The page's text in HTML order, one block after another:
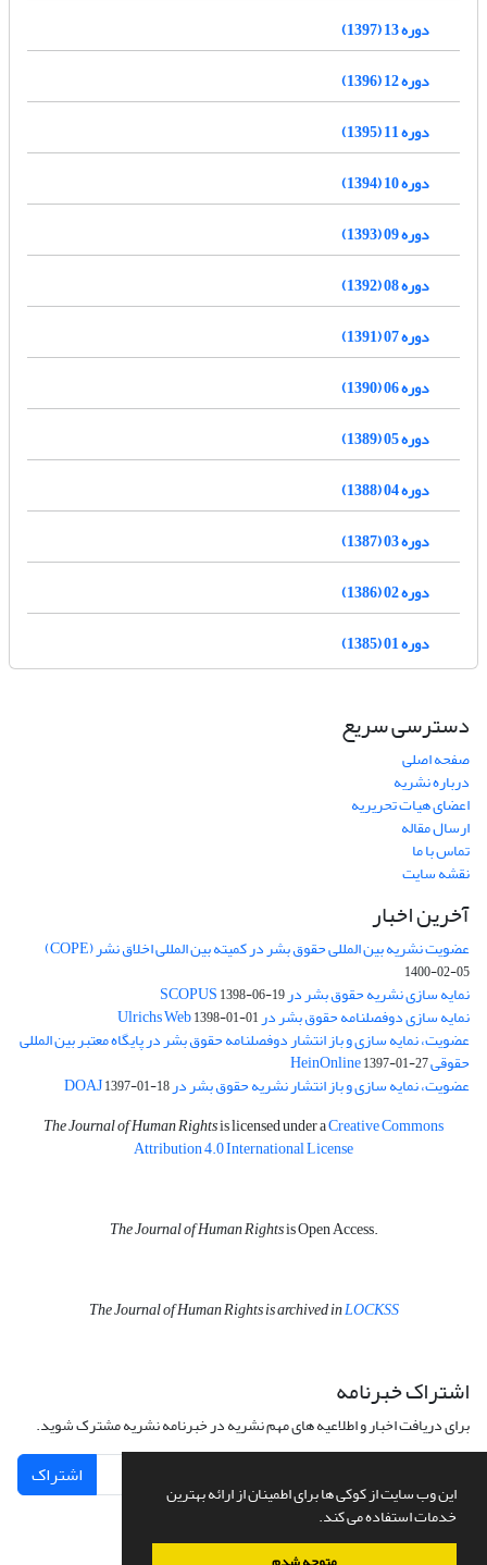
این وب سایت از کوکی ها برای اطمینان از ارائه بهترین
خدمات استفاده می کند.
دوره 13 (1397)
دوره 12 (1396)
دوره 11 (1395)
دوره 10 (1394)
دوره 09 (1393)
دوره 08 (1392)
دوره 07 (1391)
دوره 06 (1390)
دوره 05 (1389)
دوره 04 (1388)
دوره 03 (1387)
دوره 02 (1386)
دوره 01 (1385)
دسترسی سریع
صفحه اصلی
درباره نشریه
اعضای هیات تحریریه
ارسال مقاله
تماس با ما
نقشه سایت
آخرین اخبار
عضویت نشریه بین المللی حقوق بشر در کمیته بین المللی اخلاق نشر (COPE)
1400-02-05
نمایه سازی نشریه حقوق بشر در SCOPUS1398-06-19
نمایه سازی دوفصلنامه حقوق بشر در Ulrichs Web1398-01-01
عضویت، نمایه سازی و باز انتشار دوفصلنامه حقوق بشر در پایگاه معتبر بین المللی
حقوقی HeinOnline1397-01-27
عضویت، نمایه سازی و باز انتشار نشریه حقوق بشر در DOAJ1397-01-18
The Journal of Human Rightsis licensed under aCreative Commons
Attribution 4.0 International License
The Journal of Human Rightsis Open Access.
The Journal of Human Rights is archived inLOCKSS
اشتراک خبرنامه
برای دریافت اخبار و اطلاعیه های مهم نشریه در خبرنامه نشریه مشترک شوید.
اشتراک